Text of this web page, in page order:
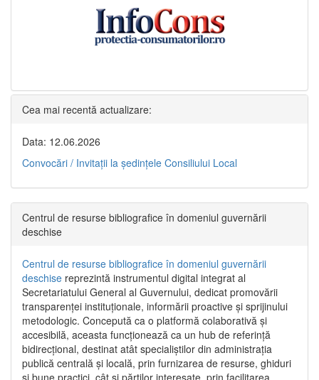
Cea mai recentă actualizare:
Data: 12.06.2026
Convocări / Invitaţii la şedinţele Consiliului Local
Centrul de resurse bibliografice în domeniul guvernării
deschise
Centrul de resurse bibliografice în domeniul guvernării
deschise reprezintă instrumentul digital integrat al
Secretariatului General al Guvernului, dedicat promovării
transparenței instituționale, informării proactive și sprijinului
metodologic. Concepută ca o platformă colaborativă și
accesibilă, aceasta funcționează ca un hub de referință
bidirecțional, destinat atât specialiștilor din administrația
publică centrală și locală, prin furnizarea de resurse, ghiduri
și bune practici, cât și părților interesate, prin facilitarea